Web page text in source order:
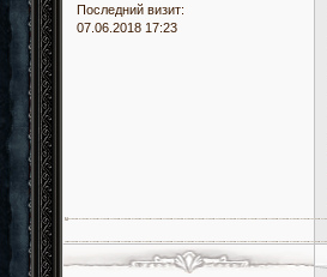
Последний визит:
07.06.2018 17:23